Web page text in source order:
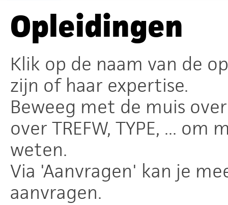
Opleidingen
Klik op de naam van de
zijn of haar expertise.
Beweeg met de muis
over TREFW, TYPE, ...
weten.
Via 'Aanvragen' kan je
aanvragen.